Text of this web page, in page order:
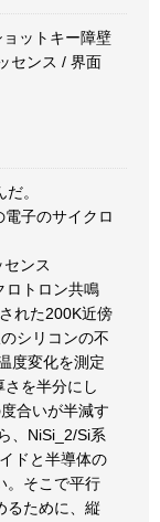
ットキー障壁
センス / 界面
。
子のサイクロ
ンス
ロトロン共鳴
れた200K近傍
シリコンの不
度変化を測定
を半分にし
合いが半減す
、NiSi_2/Si系
ドと半導体の
。そこで平行
るために、縦